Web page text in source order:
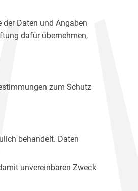
Daten und Angaben
dafür übernehmen,
zum Schutz
behandelt. Daten
unvereinbaren Zweck